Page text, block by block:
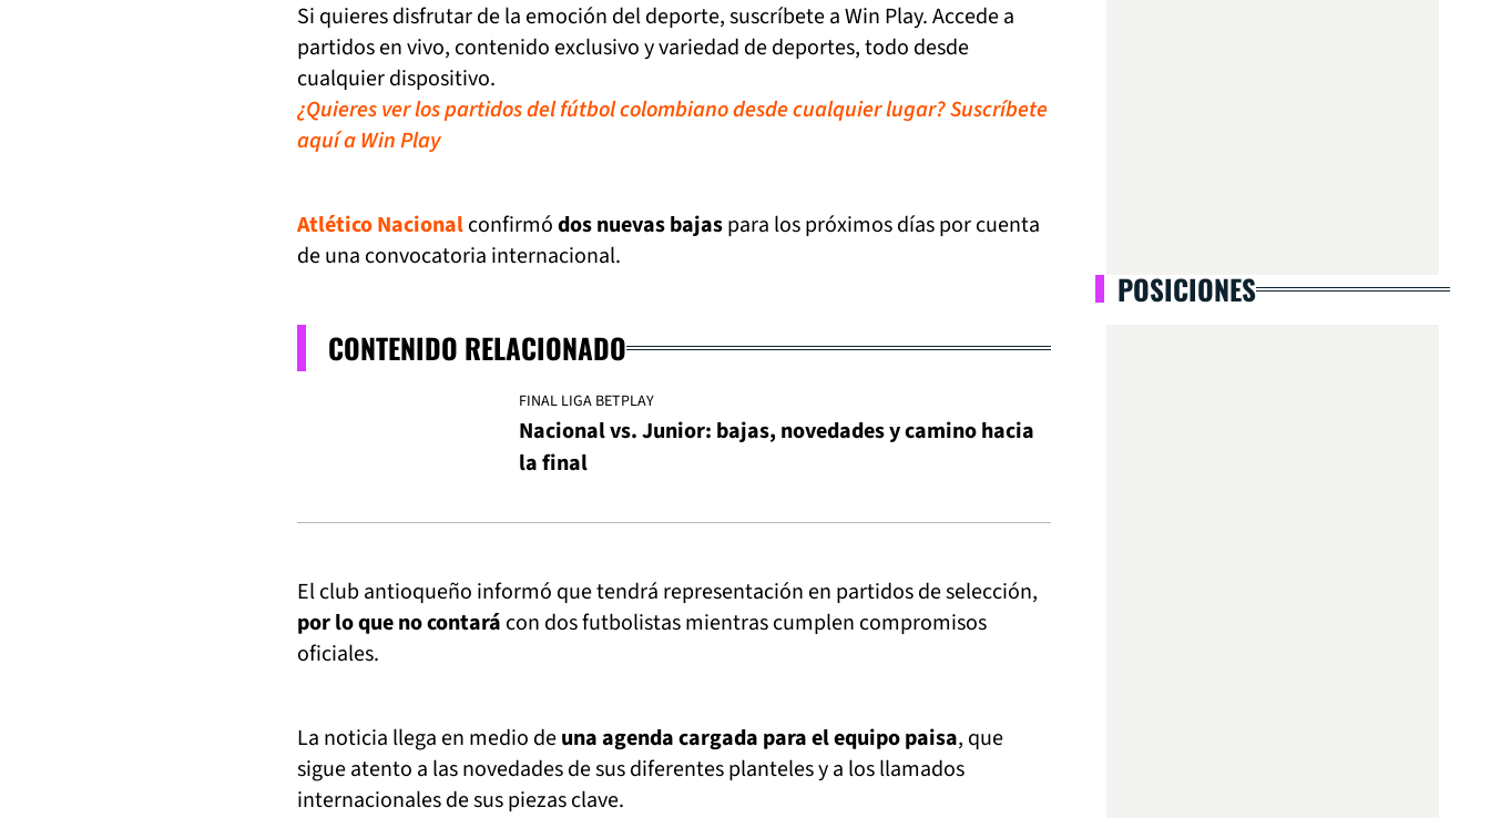
Si quieres disfrutar de la emoción del deporte, suscríbete a Win Play. Accede a
partidos en vivo, contenido exclusivo y variedad de deportes, todo desde
cualquier dispositivo.
¿Quieres ver los partidos del fútbol colombiano desde cualquier lugar? Suscríbete
aquí a Win Play
Atlético Nacionalconfirmódos nuevas bajaspara los próximos días por cuenta
de una convocatoria internacional.
CONTENIDO RELACIONADO
FINAL LIGA BETPLAY
Nacional vs. Junior: bajas, novedades y camino hacia
la final
El club antioqueño informó que tendrá representación en partidos de selección,
por lo que no contará con dos futbolistas mientras cumplen compromisos
oficiales.
La noticia llega en medio deuna agenda cargada para el equipo paisa, que
sigue atento a las novedades de sus diferentes planteles y a los llamados
internacionales de sus piezas clave.
POSICIONES